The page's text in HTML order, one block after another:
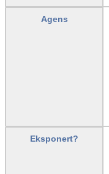
Agens
Eksponert?